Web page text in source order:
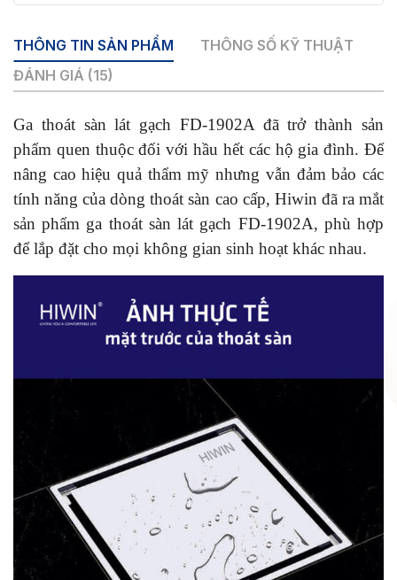
THÔNG TIN SẢN PHẨM
THÔNG SỐ KỸ THUẬT
ĐÁNH GIÁ (15)
Ga thoát sàn lát gạch FD-1902A đã trở thành sản
phẩm quen thuộc đối với hầu hết các hộ gia đình. Để
nâng cao hiệu quả thẩm mỹ nhưng vẫn đảm bảo các
tính năng của dòng thoát sàn cao cấp, Hiwin đã ra mắt
sản phẩm ga thoát sàn lát gạch FD-1902A, phù hợp
để lắp đặt cho mọi không gian sinh hoạt khác nhau.